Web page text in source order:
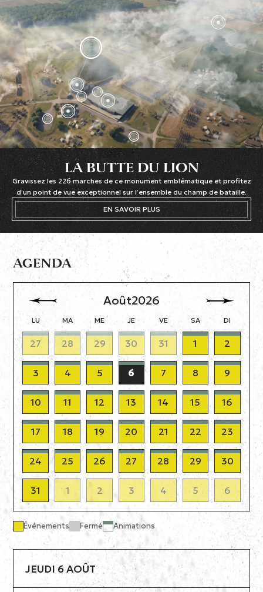
LA BUTTE DU LION
Gravissez les 226 marches de ce monument emblématique et profitez
d’un point de vue exceptionnel sur l’ensemble du champ de bataille.
EN SAVOIR PLUS
AGENDA
Août2026
LU MA ME JE VE SA DI
27 28 29 30 31 1 2
3 4 5 6 7 8 9
10 11 12 13 14 15 16
17 18 19 20 21 22 23
24 25 26 27 28 29 30
31 1 2 3 4 5 6
Événements Fermé Animations
JEUDI 6 AOÛT